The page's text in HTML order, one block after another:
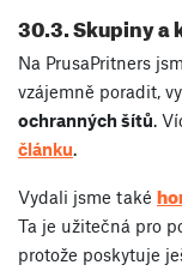
30.3. Skupiny a
Na PrusaPritners
vzájemně poradit,
ochranných šítů.
článku.
Vydali jsme také
Ta je užitečná pro
protože poskytuje